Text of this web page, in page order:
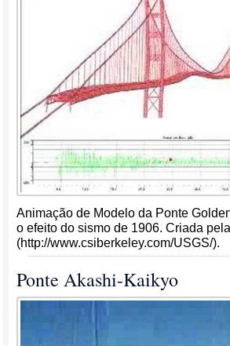
Animação de Modelo da Ponte
o efeito do sismo de 1906. Criada
(http://www.csiberkeley.com/USGS/).
Ponte Akashi-Kaikyo